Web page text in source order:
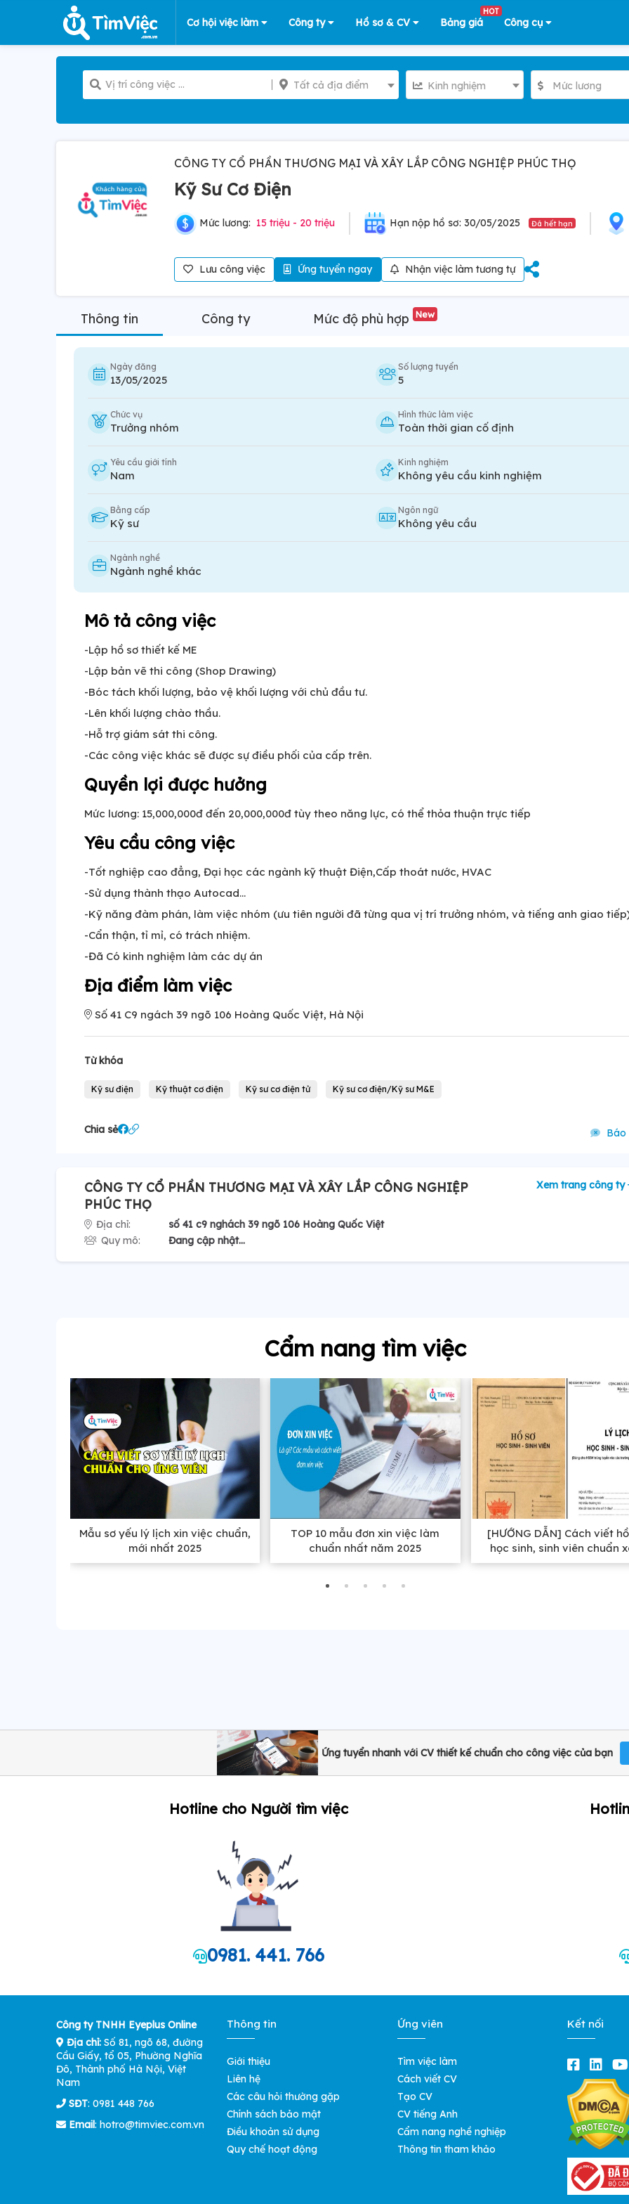
Cơ hội việc làm Công ty Hồ sơ & CV Bảng giá
HOT
Công cụ
Tất cả địa điểm Kinh nghiệm Mức lương
CÔNG TY CỔ PHẦN THƯƠNG MẠI VÀ XÂY LẮP CÔNG NGHIỆP PHÚC THỌ
Kỹ Sư Cơ Điện
Mức lương: 15 triệu - 20 triệu Hạn nộp hồ sơ: 30/05/2025 Đã hết hạn
Lưu công việc Ứng tuyển ngay Nhận việc làm tương tự
Thông tin Công ty Mức độ phù hợp New
Ngày đăng
13/05/2025
Số lượng tuyển
5
Chức vụ
Trưởng nhóm
Hình thức làm việc
Toàn thời gian cố định
Yêu cầu giới tính
Nam
Kinh nghiệm
Không yêu cầu kinh nghiệm
Bằng cấp
Kỹ sư
Ngôn ngữ
Không yêu cầu
Ngành nghề
Ngành nghề khác
Mô tả công việc
-Lập hồ sơ thiết kế ME
-Lập bản vẽ thi công (Shop Drawing)
-Bóc tách khối lượng, bảo vệ khối lượng với chủ đầu tư.
-Lên khối lượng chào thầu.
-Hỗ trợ giám sát thi công.
-Các công việc khác sẽ được sự điều phối của cấp trên.
Quyền lợi được hưởng
Mức lương: 15,000,000đ đến 20,000,000đ tùy theo năng lực, có thể thỏa thuận trực tiếp
Yêu cầu công việc
-Tốt nghiệp cao đẳng, Đại học các ngành kỹ thuật Điện,Cấp thoát nước, HVAC
-Sử dụng thành thạo Autocad…
-Kỹ năng đàm phán, làm việc nhóm (ưu tiên người đã từng qua vị trí trưởng nhóm, và tiếng anh giao
-Cẩn thận, tỉ mỉ, có trách nhiệm.
-Đã Có kinh nghiệm làm các dự án
Địa điểm làm việc
Số 41 C9 ngách 39 ngõ 106 Hoàng Quốc Việt, Hà Nội
Từ khóa
Kỹ sư điện Kỹ thuật cơ điện Kỹ sư cơ điện tử Kỹ sư cơ điện/Kỹ sư M&E
Chia sẻ Báo
CÔNG TY CỔ PHẦN THƯƠNG MẠI VÀ XÂY LẮP CÔNG NGHIỆP
PHÚC THỌ
Địa chỉ:
số 41 c9 nghách 39 ngõ 106 Hoàng Quốc Việt
Quy mô:
Đang cập nhật...
Xem trang công ty
Cẩm nang tìm việc
Mẫu sơ yếu lý lịch xin việc chuẩn,
mới nhất 2025
TOP 10 mẫu đơn xin việc làm
chuẩn nhất năm 2025
[HƯỚNG DẪN] Cách viết
học sinh, sinh viên chuẩn
nhất
Ứng tuyển nhanh với CV thiết kế chuẩn cho công việc của bạn
Hotline cho Người tìm việc
0981. 441. 766
Công ty TNHH Eyeplus Online
Địa chỉ: Số 81, ngõ 68, đường
Cầu Giấy, tổ 05, Phường Nghĩa
Đô, Thành phố Hà Nội, Việt
Nam
SĐT: 0981 448 766
Email: hotro@timviec.com.vn
Thông tin
Giới thiệu
Liên hệ
Các câu hỏi thường gặp
Chính sách bảo mật
Điều khoản sử dụng
Quy chế hoạt động
Ứng viên
Tìm việc làm
Cách viết CV
Tạo CV
CV tiếng Anh
Cẩm nang nghề nghiệp
Thông tin tham khảo
Kết nối